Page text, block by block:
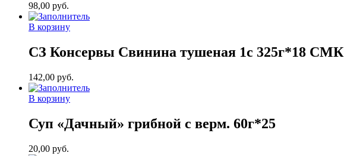
98,00 руб.
В корзину
СЗ Консервы Свинина тушеная 1c 325г*18 СМК
142,00 руб.
В корзину
Суп «Дачный» грибной с верм. 60г*25
20,00 руб.